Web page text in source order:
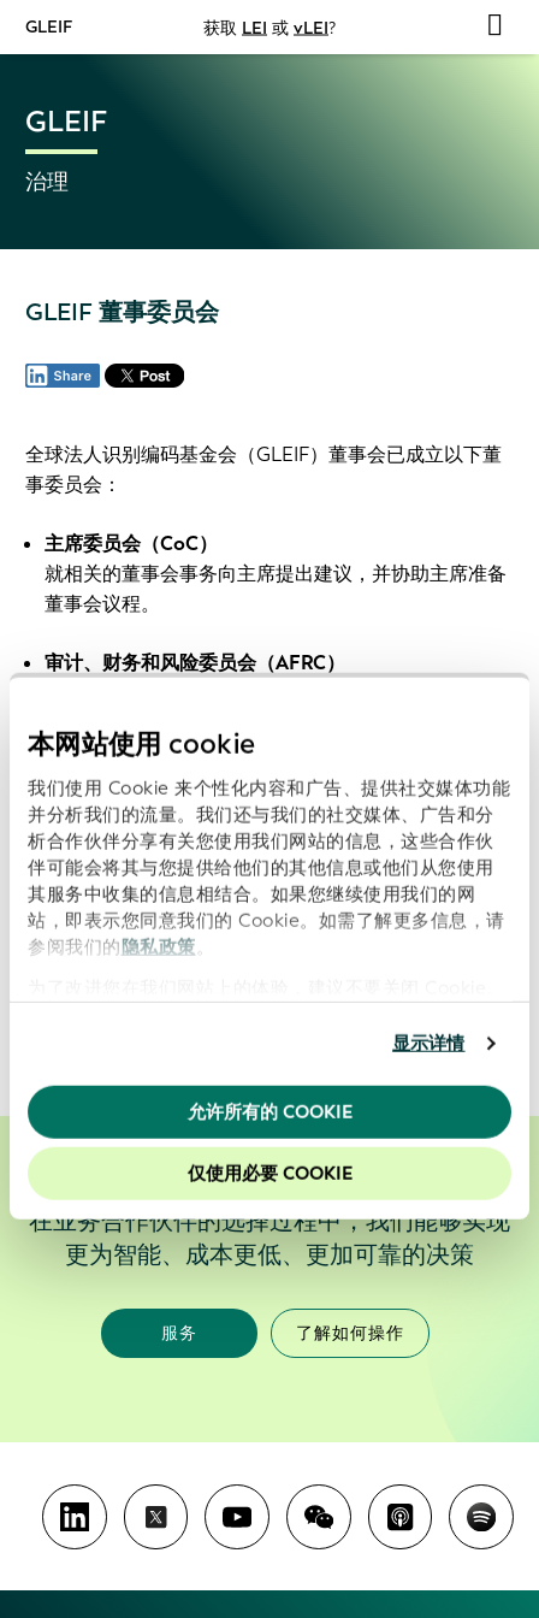
本网站使用 cookie
我们使用 Cookie 来个性化内容和广告、提供社交媒体功能
并分析我们的流量。我们还与我们的社交媒体、广告和分
析合作伙伴分享有关您使用我们网站的信息，这些合作伙
伴可能会将其与您提供给他们的其他信息或他们从您使用
其服务中收集的信息相结合。如果您继续使用我们的网
站，即表示您同意我们的 Cookie。如需了解更多信息，请
参阅我们的隐私政策 。
显示详情
允许所有的 COOKIE
仅使用必要 COOKIE
GLEIF 获取 LEI 或 vLEI?
GLEIF
治理
GLEIF 董事委员会
全球法人识别编码基金会（GLEIF）董事会已成立以下董
事委员会：
主席委员会（CoC）
就相关的董事会事务向主席提出建议，并协助主席准备
董事会议程。
审计、财务和风险委员会（AFRC）
提出关于降低风险的措施的建议。
策略委员会（SC）
审查 GLEIF 关于金融业、供应链和数字经济的市场参与
者采纳 LEI 的商业策略和推广计划，同时对 LEI 的跨部
门联系加以考虑。
治理委员会（GC）
在业务合作伙伴的选择过程中，我们能够实现
更为智能、成本更低、更加可靠的决策
服务 了解如何操作